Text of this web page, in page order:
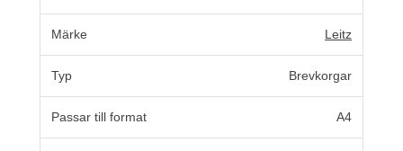
Märke Leitz
Typ Brevkorgar
Passar till format A4